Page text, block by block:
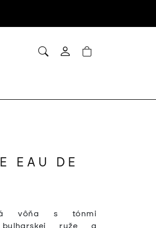
HĽADAŤNÁKUPNÝ
EAU DE
vôňa s tónmi
bulharskej ruže a